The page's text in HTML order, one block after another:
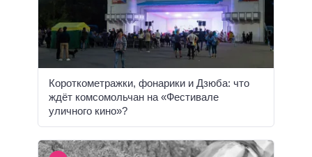
Короткометражки, фонарики и Дзюба: что
ждёт комсомольчан на «Фестивале
уличного кино»?